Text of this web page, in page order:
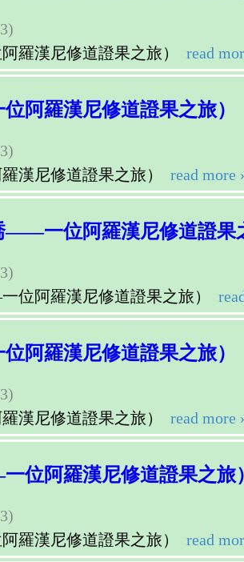
羅漢尼修道證果之旅）
read
阿羅漢尼修道證果之旅）
漢尼修道證果之旅）
read more
一位阿羅漢尼修道證果
阿羅漢尼修道證果之旅）
阿羅漢尼修道證果之旅）
漢尼修道證果之旅）
read more
位阿羅漢尼修道證果之旅）
羅漢尼修道證果之旅）
read